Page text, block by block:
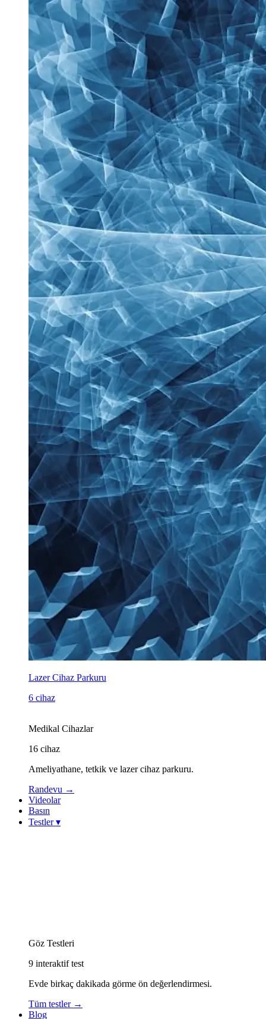
Lazer Cihaz Parkuru
6 cihaz
Medikal Cihazlar
16 cihaz
Ameliyathane, tetkik ve lazer cihaz parkuru.
Randevu →
Videolar
Basın
Testler▾
Göz Testleri
9 interaktif test
Evde birkaç dakikada görme ön değerlendirmesi.
Tüm testler →
Blog